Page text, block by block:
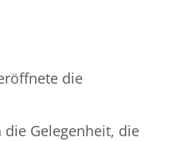
die
Gelegenheit, die